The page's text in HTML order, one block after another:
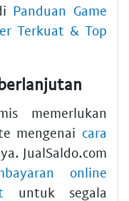
Panduan Game
Terkuat & Top
memerlukan
mengenai cara
JualSaldo.com
online
untuk segala